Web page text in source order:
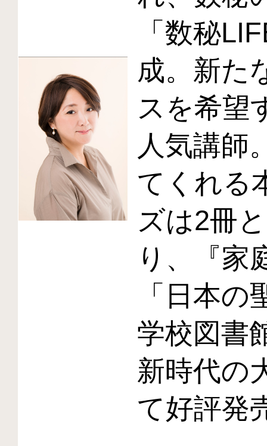
「数秘
成。新た
スを希望
人気講師
てくれる
ズは2冊
り、『家
「日本
学校図書
新時代の
て好評発